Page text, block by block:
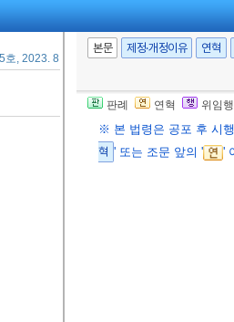
호, 2023. 8. 16., 일부개정]
본문 제정·개정이유 연혁
판례 연혁 위임
※ 본 법령은 공포 후 시
혁 ' 또는 조문 앞의 ' '